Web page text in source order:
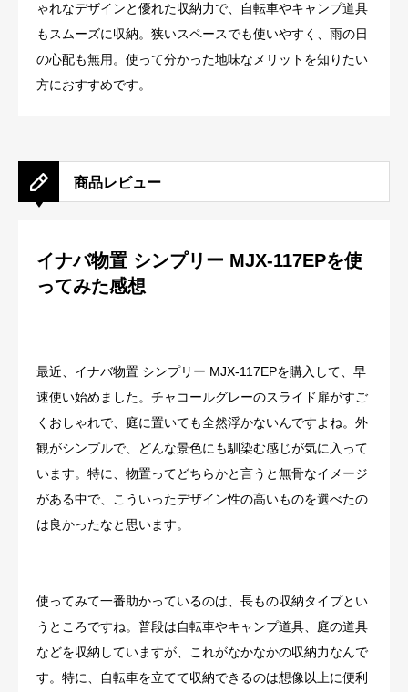
ゃれなデザインと優れた収納力で、自転車やキャンプ道具
もスムーズに収納。狭いスペースでも使いやすく、雨の日
の心配も無用。使って分かった地味なメリットを知りたい
方におすすめです。
商品レビュー
イナバ物置 シンプリー MJX-117EPを使
ってみた感想
最近、イナバ物置 シンプリー MJX-117EPを購入して、早
速使い始めました。チャコールグレーのスライド扉がすご
くおしゃれで、庭に置いても全然浮かないんですよね。外
観がシンプルで、どんな景色にも馴染む感じが気に入って
います。特に、物置ってどちらかと言うと無骨なイメージ
がある中で、こういったデザイン性の高いものを選べたの
は良かったなと思います。
使ってみて一番助かっているのは、長もの収納タイプとい
うところですね。普段は自転車やキャンプ道具、庭の道具
などを収納していますが、これがなかなかの収納力なんで
す。特に、自転車を立てて収納できるのは想像以上に便利